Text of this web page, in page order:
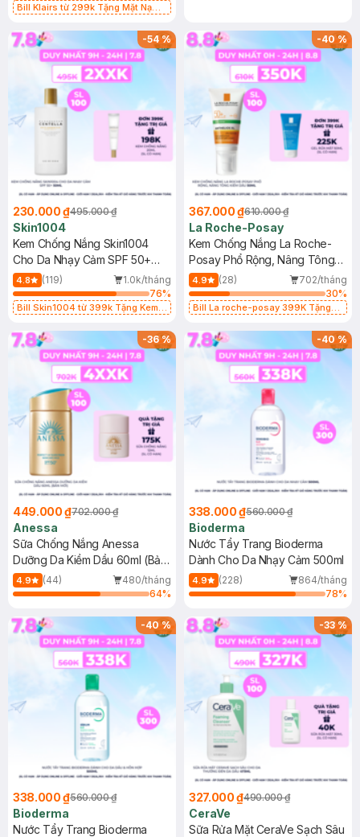
Bill Klairs từ 299k Tặng Mặt Nạ
25ml (SL Có Hạn)
-54%
230.000 ₫495.000 ₫
Skin1004
Kem Chống Nắng Skin1004
Cho Da Nhạy Cảm SPF 50+
50ml
4.8 (119)
1.0k/tháng
76%
Bill Skin1004 từ 399k Tặng Kem
SPF 50+ 20ml (SL Có Hạn)
-40%
367.000 ₫610.000 ₫
La Roche-Posay
Kem Chống Nắng La Roche-
Posay Phổ Rộng, Nâng Tông
Kiềm Dầu 50ml
4.9 (28)
702/tháng
30%
Bill La roche-posay 399K Tặng
(SL có hạn)
-36%
449.000 ₫702.000 ₫
Anessa
Sữa Chống Nắng Anessa
Dưỡng Da Kiềm Dầu 60ml (Bản
Mới)
4.9 (44)
480/tháng
64%
-40%
338.000 ₫560.000 ₫
Bioderma
Nước Tẩy Trang Bioderma
Dành Cho Da Nhạy Cảm 500ml
4.9 (228)
864/tháng
78%
-40%
338.000 ₫560.000 ₫
Bioderma
Nước Tẩy Trang Bioderma
-33%
327.000 ₫490.000 ₫
CeraVe
Sữa Rửa Mặt CeraVe Sạch Sâu